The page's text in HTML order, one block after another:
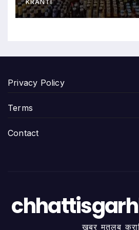
KRANTI
Privacy Policy
Terms
Contact
खबर मतलब